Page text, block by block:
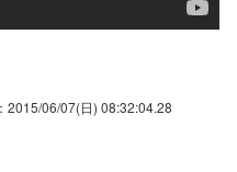
：2015/06/07(日) 08:32:04.28